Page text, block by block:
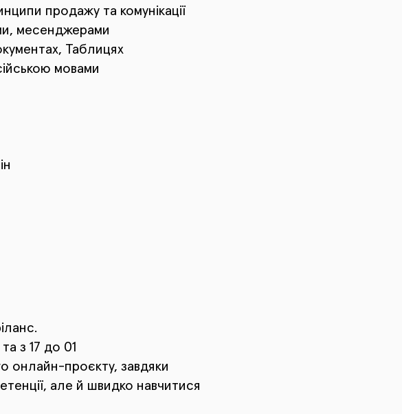
продажу та комунікації
месенджерами
Таблицях
мовами
з 17 до 01
онлайн-проєкту, завдяки
але й швидко навчитися